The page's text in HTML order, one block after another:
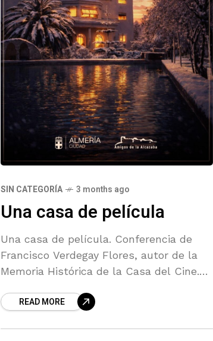
SIN CATEGORÍA 3 months ago
Una casa de película
Una casa de película. Conferencia de
Francisco Verdegay Flores, autor de la
Memoria Histórica de la Casa del Cine.
READ MORE